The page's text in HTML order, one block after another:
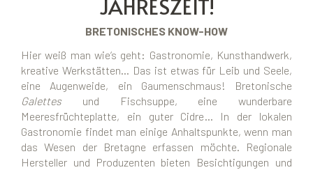
JAHRESZEIT!
BRETONISCHES KNOW-HOW
Hier weiß man wie‘s geht: Gastronomie, Kunsthandwerk,
kreative Werkstätten… Das ist etwas für Leib und Seele,
eine Augenweide, ein Gaumenschmaus! Bretonische
Galettesund Fischsuppe, eine wunderbare
Meeresfrüchteplatte, ein guter Cidre… In der lokalen
Gastronomie findet man einige Anhaltspunkte, wenn man
das Wesen der Bretagne erfassen möchte. Regionale
Hersteller und Produzenten bieten Besichtigungen und